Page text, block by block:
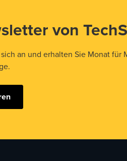
von
an und erhalten Sie Monat für